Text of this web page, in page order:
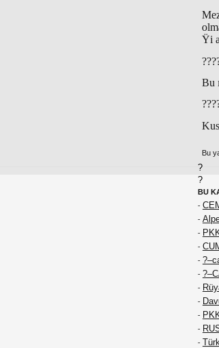
Ÿi
Bu
Bu
?
?
BU
-
-
-
-
-
-
-
-
-
-
-